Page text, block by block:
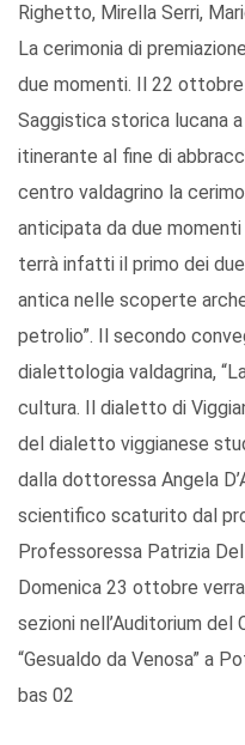
Righetto, Mirella Serri,
La cerimonia di
due momenti. Il 22
Saggistica storica lucana
itinerante al fine di
centro valdagrino la
anticipata da due
terrà infatti il primo dei
antica nelle scoperte
petrolio”. Il secondo
dialettologia valdagrina,
cultura. Il dialetto di
del dialetto viggianese
dalla dottoressa Angela
scientifico scaturito dal
Professoressa Patrizia
Domenica 23 ottobre
sezioni nell’Auditorium del
“Gesualdo da Venosa” a
bas 02